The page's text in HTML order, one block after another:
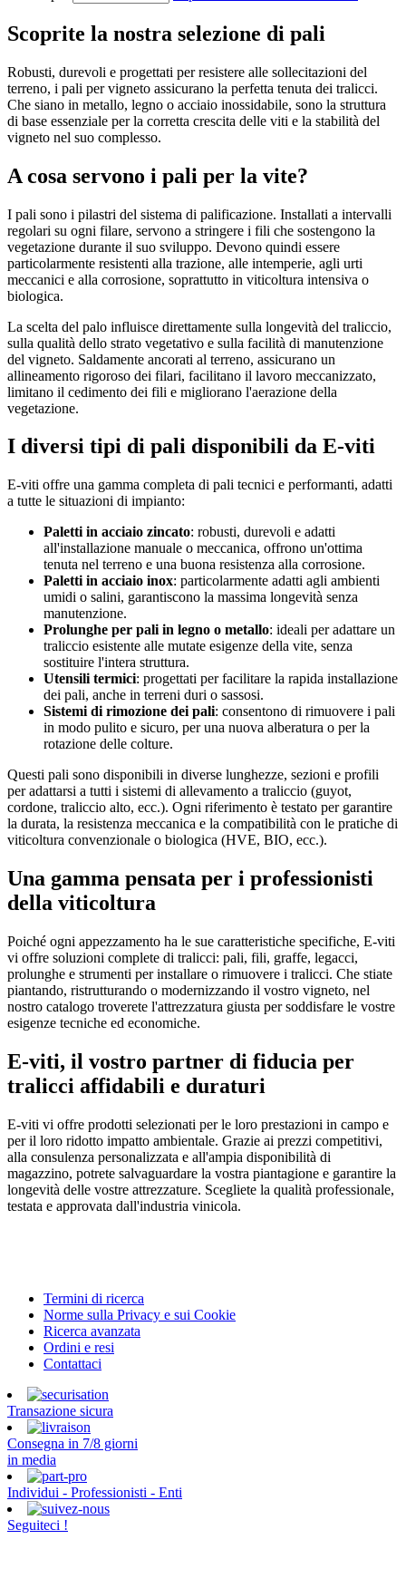
Scoprite la nostra selezione di pali
Robusti, durevoli e progettati per resistere alle sollecitazioni del
terreno, i pali per vigneto assicurano la perfetta tenuta dei tralicci.
Che siano in metallo, legno o acciaio inossidabile, sono la struttura
di base essenziale per la corretta crescita delle viti e la stabilità del
vigneto nel suo complesso.
A cosa servono i pali per la vite?
I pali sono i pilastri del sistema di palificazione. Installati a intervalli
regolari su ogni filare, servono a stringere i fili che sostengono la
vegetazione durante il suo sviluppo. Devono quindi essere
particolarmente resistenti alla trazione, alle intemperie, agli urti
meccanici e alla corrosione, soprattutto in viticoltura intensiva o
biologica.
La scelta del palo influisce direttamente sulla longevità del traliccio,
sulla qualità dello strato vegetativo e sulla facilità di manutenzione
del vigneto. Saldamente ancorati al terreno, assicurano un
allineamento rigoroso dei filari, facilitano il lavoro meccanizzato,
limitano il cedimento dei fili e migliorano l'aerazione della
vegetazione.
I diversi tipi di pali disponibili da E-viti
E-viti offre una gamma completa di pali tecnici e performanti, adatti
a tutte le situazioni di impianto:
Paletti in acciaio zincato: robusti, durevoli e adatti
all'installazione manuale o meccanica, offrono un'ottima
tenuta nel terreno e una buona resistenza alla corrosione.
Paletti in acciaio inox: particolarmente adatti agli ambienti
umidi o salini, garantiscono la massima longevità senza
manutenzione.
Prolunghe per pali in legno o metallo: ideali per adattare un
traliccio esistente alle mutate esigenze della vite, senza
sostituire l'intera struttura.
Utensili termici: progettati per facilitare la rapida installazione
dei pali, anche in terreni duri o sassosi.
Sistemi di rimozione dei pali: consentono di rimuovere i pali
in modo pulito e sicuro, per una nuova alberatura o per la
rotazione delle colture.
Questi pali sono disponibili in diverse lunghezze, sezioni e profili
per adattarsi a tutti i sistemi di allevamento a traliccio (guyot,
cordone, traliccio alto, ecc.). Ogni riferimento è testato per garantire
la durata, la resistenza meccanica e la compatibilità con le pratiche di
viticoltura convenzionale o biologica (HVE, BIO, ecc.).
Una gamma pensata per i professionisti
della viticoltura
Poiché ogni appezzamento ha le sue caratteristiche specifiche, E-viti
vi offre soluzioni complete di tralicci: pali, fili, graffe, legacci,
prolunghe e strumenti per installare o rimuovere i tralicci. Che stiate
piantando, ristrutturando o modernizzando il vostro vigneto, nel
nostro catalogo troverete l'attrezzatura giusta per soddisfare le vostre
esigenze tecniche ed economiche.
E-viti, il vostro partner di fiducia per
tralicci affidabili e duraturi
E-viti vi offre prodotti selezionati per le loro prestazioni in campo e
per il loro ridotto impatto ambientale. Grazie ai prezzi competitivi,
alla consulenza personalizzata e all'ampia disponibilità di
magazzino, potrete salvaguardare la vostra piantagione e garantire la
longevità delle vostre attrezzature. Scegliete la qualità professionale,
testata e approvata dall'industria vinicola.
Termini di ricerca
Norme sulla Privacy e sui Cookie
Ricerca avanzata
Ordini e resi
Contattaci
Transazione sicura
Consegna in 7/8 giorni
in media
Individui - Professionisti - Enti
Seguiteci !